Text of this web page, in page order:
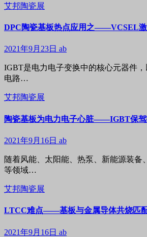
艾邦陶瓷展
DPC陶瓷基板热点应用之——VCSEL
2021年9月23日 ab
IGBT是电力电子变换中的核心元器件
电路…
艾邦陶瓷展
陶瓷基板为电力电子心脏——IGBT保
2021年9月16日 ab
随着风能、太阳能、热泵、新能源装备
等领域…
艾邦陶瓷展
LTCC难点——基板与金属导体共烧匹
2021年9月16日 ab